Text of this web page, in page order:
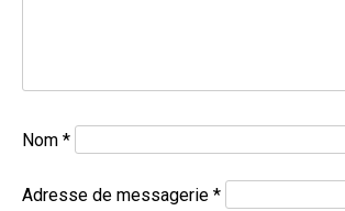
Nom *
Adresse de messagerie *